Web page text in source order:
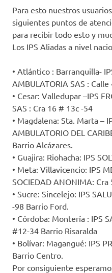
Para esto nuestros
siguientes puntos de
para recibir todo esto y
Los IPS Aliadas a nivel
• Atlántico : Barranquilla-
AMBULATORIA SAS :
• Cesar: Valledupar –IPS
SAS : Cra 16 # 13c -54
• Magdalena: Sta. Marta –
AMBULATORIO DEL
Barrio Alcázares.
• Guajira: Riohacha: IPS
• Meta: Villavicencio: IPS
SOCIEDAD ANONIMA:
• Sucre: Sincelejo: IPS
-98 Barrio Ford.
• Córdoba: Montería : IPS
#12-34 Barrio Risaralda
• Bolívar: Magangué: IPS
Barrio Centro.
Por consiguiente